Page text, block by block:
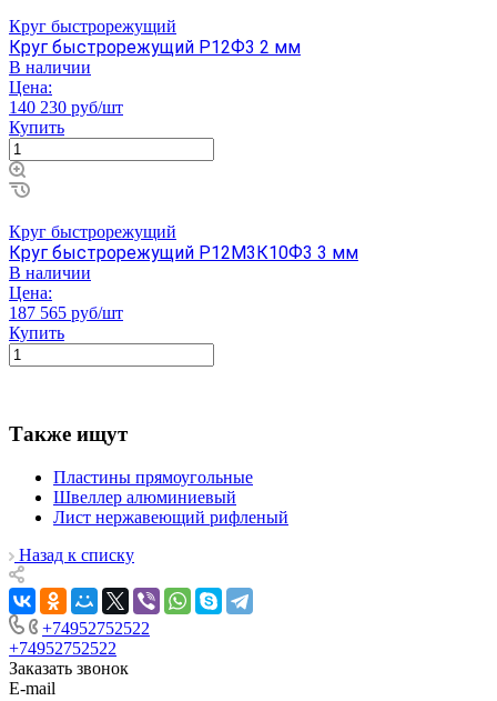
Круг быстрорежущий
Круг быстрорежущий Р12Ф3 2 мм
В наличии
Цена:
140 230 руб/шт
Купить
Круг быстрорежущий
Круг быстрорежущий Р12М3К10Ф3 3 мм
В наличии
Цена:
187 565 руб/шт
Купить
Также ищут
Пластины прямоугольные
Швеллер алюминиевый
Лист нержавеющий рифленый
Назад к списку
+74952752522
+74952752522
Заказать звонок
E-mail